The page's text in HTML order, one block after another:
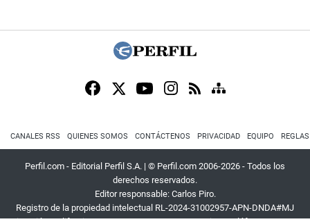
CANALES RSS QUIENES SOMOS CONTÁCTENOS PRIVACIDAD EQUIPO
Perfil.com - Editorial Perfil S.A. | © Perfil.com 2006-2026 - Todos los
derechos reservados.
Editor responsable: Carlos Piro.
Registro de la propiedad intelectual RL-2024-31002957-APN-DNDA#MJ
Dirección:California 2715,C1289ABI,CABA, Argentina| Teléfono:+54 9 11